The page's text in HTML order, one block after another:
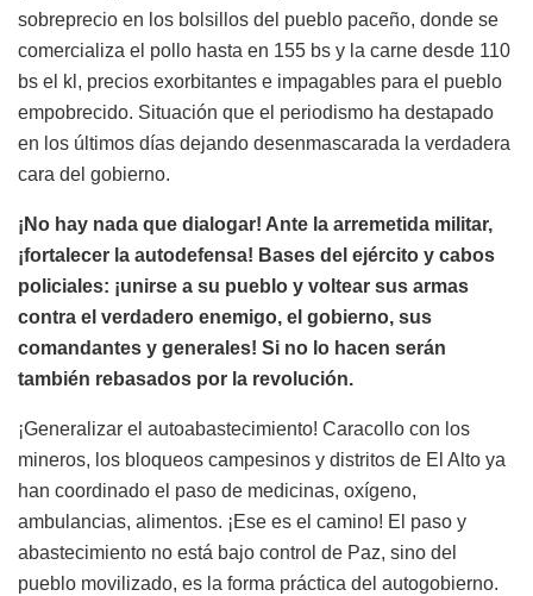
sobreprecio en los bolsillos del pueblo paceño, donde se
comercializa el pollo hasta en 155 bs y la carne desde 110
bs el kl, precios exorbitantes e impagables para el pueblo
empobrecido. Situación que el periodismo ha destapado
en los últimos días dejando desenmascarada la verdadera
cara del gobierno.
¡No hay nada que dialogar! Ante la arremetida militar,
¡fortalecer la autodefensa! Bases del ejército y cabos
policiales: ¡unirse a su pueblo y voltear sus armas
contra el verdadero enemigo, el gobierno, sus
comandantes y generales! Si no lo hacen serán
también rebasados por la revolución.
¡Generalizar el autoabastecimiento! Caracollo con los
mineros, los bloqueos campesinos y distritos de El Alto ya
han coordinado el paso de medicinas, oxígeno,
ambulancias, alimentos. ¡Ese es el camino! El paso y
abastecimiento no está bajo control de Paz, sino del
pueblo movilizado, es la forma práctica del autogobierno.